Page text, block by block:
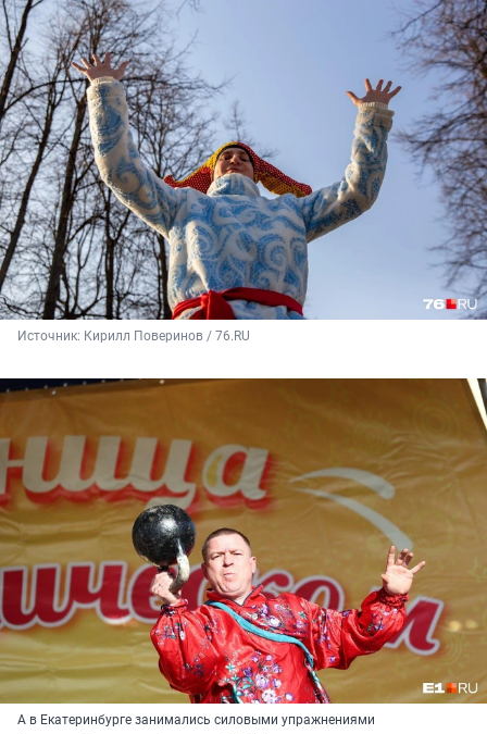
Источник: Кирилл Поверинов / 76.RU
А в Екатеринбурге занимались силовыми упражнениями